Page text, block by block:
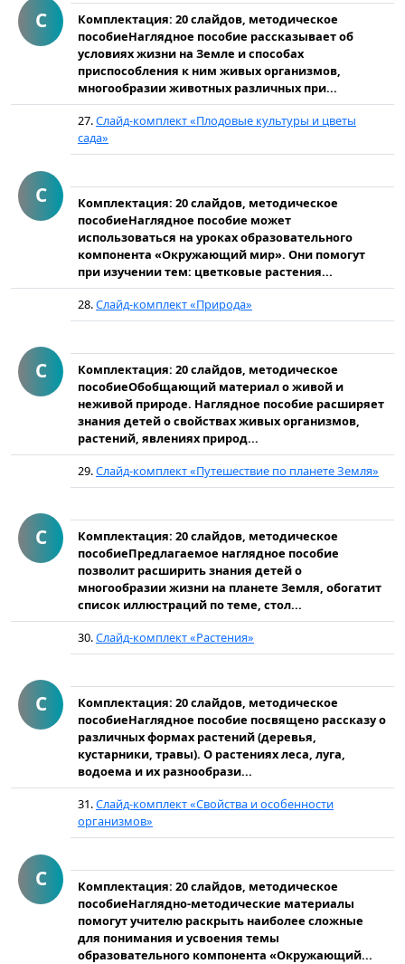
С
Комплектация: 20 слайдов, методическое
пособиеНаглядное пособие рассказывает об
условиях жизни на Земле и способах
приспособления к ним живых организмов,
многообразии животных различных при...
С
27.Слайд-комплект «Плодовые культуры и цветы
сада»
Комплектация: 20 слайдов, методическое
пособиеНаглядное пособие может
использоваться на уроках образовательного
компонента «Окружающий мир». Они помогут
при изучении тем: цветковые растения...
С
28.Слайд-комплект «Природа»
Комплектация: 20 слайдов, методическое
пособиеОбобщающий материал о живой и
неживой природе. Наглядное пособие расширяет
знания детей о свойствах живых организмов,
растений, явлениях природ...
С
29.Слайд-комплект «Путешествие по планете Земля»
Комплектация: 20 слайдов, методическое
пособиеПредлагаемое наглядное пособие
позволит расширить знания детей о
многообразии жизни на планете Земля, обогатит
список иллюстраций по теме, стол...
С
30.Слайд-комплект «Растения»
Комплектация: 20 слайдов, методическое
пособиеНаглядное пособие посвящено рассказу о
различных формах растений (деревья,
кустарники, травы). О растениях леса, луга,
водоема и их разнообрази...
С
31.Слайд-комплект «Свойства и особенности
организмов»
Комплектация: 20 слайдов, методическое
пособиеНаглядно-методические материалы
помогут учителю раскрыть наиболее сложные
для понимания и усвоения темы
образовательного компонента «Окружающий...